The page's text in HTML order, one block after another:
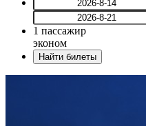
1 пассажир
эконом
Найти билеты